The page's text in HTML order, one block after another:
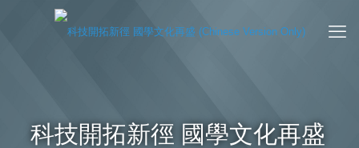
科技開拓新徑 國學文化再盛